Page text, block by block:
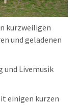
kurzweiligen
und geladenen
und Livemusik
einigen kurzen